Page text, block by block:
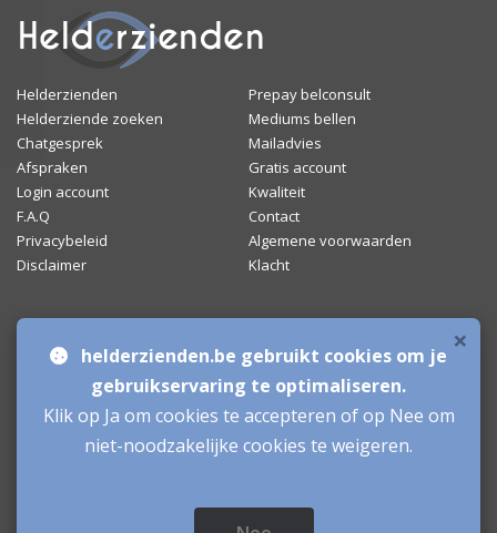
Helderzienden
Prepay belconsult
Helderziende zoeken
Mediums bellen
Chatgesprek
Mailadvies
Afspraken
Gratis account
Login account
Kwaliteit
F.A.Q
Contact
Privacybeleid
Algemene voorwaarden
Disclaimer
Klacht
Mediumchat
Helderzienden
×
helderzienden.be gebruikt cookies om je
gebruikservaring te optimaliseren.
Klik op Ja om cookies te accepteren of op Nee om
niet-noodzakelijke cookies te weigeren.